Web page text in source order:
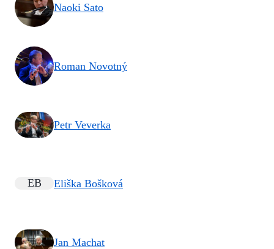
Naoki Sato
Roman Novotný
Petr Veverka
EB Eliška Bošková
Jan Machat